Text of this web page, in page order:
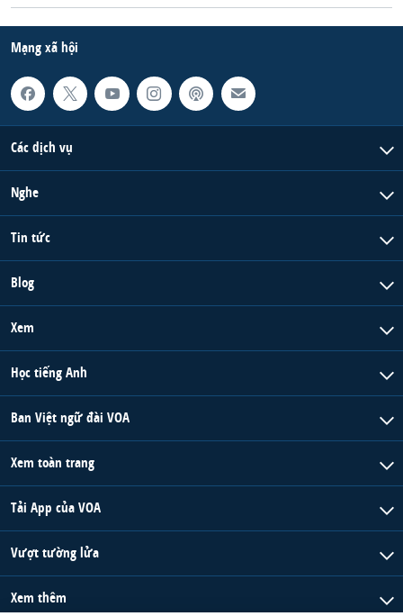
Mạng xã hội
Các dịch vụ
Nghe
Tin tức
Blog
Xem
Học tiếng Anh
Ban Việt ngữ đài VOA
Xem toàn trang
Tải App của VOA
Vượt tường lửa
Xem thêm